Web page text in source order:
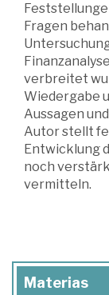
Fragen
verbreitet
Wiedergabe
Aussagen
Autor stellt
Entwicklung
noch
vermitteln.
Materias